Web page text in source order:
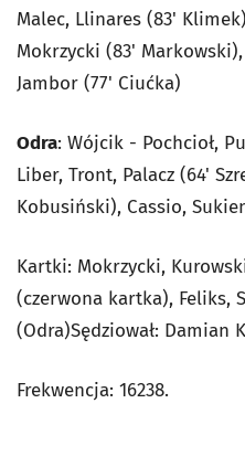
Malec, Llinares (83'
Mokrzycki (83'
Jambor (77' Ciućka)
Odra: Wójcik - Pochcioł,
Liber, Tront, Palacz (64'
Kobusiński), Cassio,
Kartki: Mokrzycki,
(czerwona kartka), Feliks,
(Odra)Sędziował: Damian
Frekwencja: 16238.